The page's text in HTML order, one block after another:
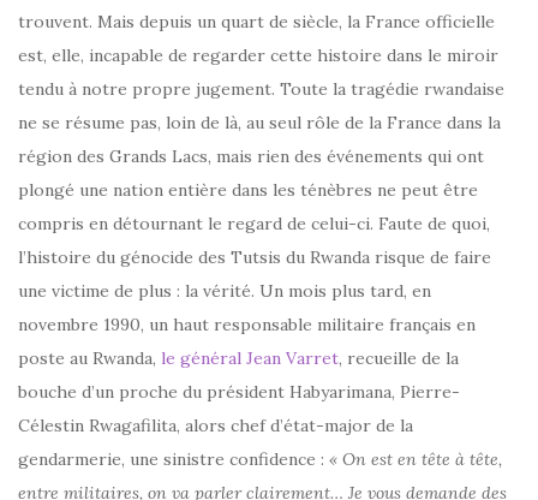
trouvent. Mais depuis un quart de siècle, la France officielle
est, elle, incapable de regarder cette histoire dans le miroir
tendu à notre propre jugement. Toute la tragédie rwandaise
ne se résume pas, loin de là, au seul rôle de la France dans la
région des Grands Lacs, mais rien des événements qui ont
plongé une nation entière dans les ténèbres ne peut être
compris en détournant le regard de celui-ci. Faute de quoi,
l’histoire du génocide des Tutsis du Rwanda risque de faire
une victime de plus : la vérité. Un mois plus tard, en
novembre 1990, un haut responsable militaire français en
poste au Rwanda, le général Jean Varret, recueille de la
bouche d’un proche du président Habyarimana, Pierre-
Célestin Rwagafilita, alors chef d’état-major de la
gendarmerie, une sinistre confidence : « On est en tête à tête,
entre militaires, on va parler clairement… Je vous demande des